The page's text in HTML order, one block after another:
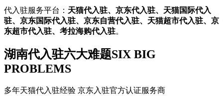
代入驻服务平台： 天猫代入驻、京东代入驻、天猫国际代入
驻、京东国际代入驻、京东自营代入驻、天猫超市代入驻、京
东超市代入驻、考拉海购代入驻。
湖南代入驻六大难题SIX BIG
PROBLEMS
多年天猫代入驻经验 京东入驻官方认证服务商